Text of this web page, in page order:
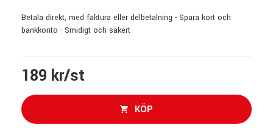
Betala direkt, med faktura eller delbetalning - Spara kort och
bankkonto - Smidigt och säkert
189 kr/st
KÖP